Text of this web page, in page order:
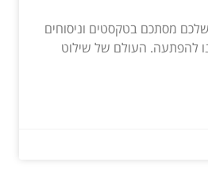
מסתכם בטקסטים וניסוחים
להפתעה. העולם של שילוט